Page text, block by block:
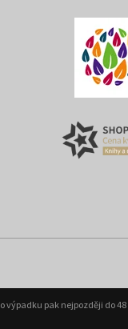
pak nejpozději do